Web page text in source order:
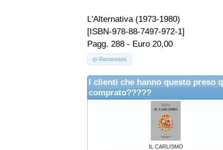
L'Alternativa (1973-1980)
[ISBN-978-88-7497-972-1]
Pagg. 288 - Euro 20,00
Recensioni
I clienti che hanno questo preso
comprato?????
IL CARLISMO